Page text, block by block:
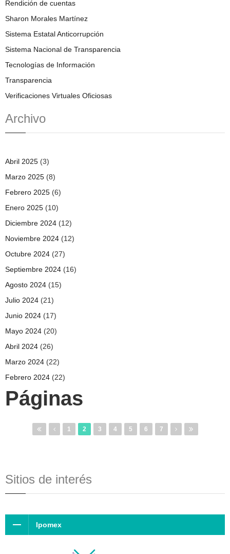
Rendición de cuentas
Sharon Morales Martínez
Sistema Estatal Anticorrupción
Sistema Nacional de Transparencia
Tecnologías de Información
Transparencia
Verificaciones Virtuales Oficiosas
Archivo
Abril 2025 (3)
Marzo 2025 (8)
Febrero 2025 (6)
Enero 2025 (10)
Diciembre 2024 (12)
Noviembre 2024 (12)
Octubre 2024 (27)
Septiembre 2024 (16)
Agosto 2024 (15)
Julio 2024 (21)
Junio 2024 (17)
Mayo 2024 (20)
Abril 2024 (26)
Marzo 2024 (22)
Febrero 2024 (22)
Páginas
1 2 3 4 5 6 7
Sitios de interés
Ipomex